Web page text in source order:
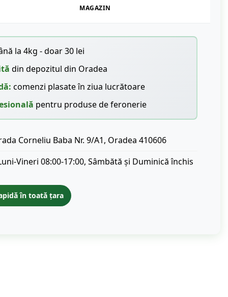
MAGAZIN
la 4kg - doar 30 lei
din depozitul din Oradea
comenzi plasate în ziua lucrătoare
pentru produse de feronerie
Corneliu Baba Nr. 9/A1, Oradea 410606
Vineri 08:00-17:00, Sâmbătă și Duminică închis
în toată țara